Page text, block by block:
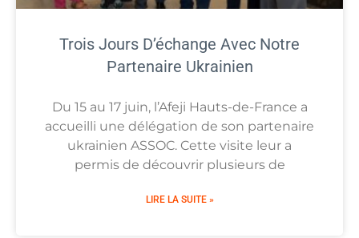
Trois Jours D’échange Avec Notre
Partenaire Ukrainien
Du 15 au 17 juin, l’Afeji Hauts-de-France a
accueilli une délégation de son partenaire
ukrainien ASSOC. Cette visite leur a
permis de découvrir plusieurs de
LIRE LA SUITE »